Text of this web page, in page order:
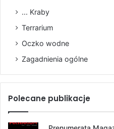
... Kraby
Terrarium
Oczko wodne
Zagadnienia ogólne
Polecane publikacje